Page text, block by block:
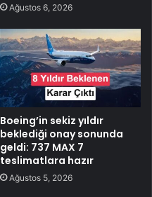
Ağustos 6, 2026
Boeing’in sekiz yıldır
beklediği onay sonunda
geldi: 737 MAX 7
teslimatlara hazır
Ağustos 5, 2026